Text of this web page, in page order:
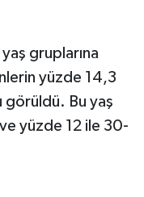
gruplarına
yüzde 14,3
Bu yaş
yüzde 12 ile 30-